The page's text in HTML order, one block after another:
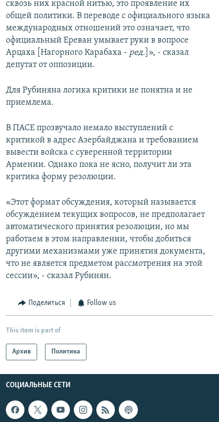
сквозь них красной нитью, это проявление их
общей политики. В переводе с официального языка
международных отношений это означает, что
официальный Ереван умывает руки в вопросе
Арцаха [Нагорного Карабаха - ред. ]», - сказал
депутат от оппозиции.
Для Рубиняна логика критики не понятна и не
приемлема.
В ПАСЕ прозвучало немало выступлений с
критикой в адрес Азербайджана и требованием
вывести войска с суверенной территории
Армении. Однако пока не ясно, получит ли эта
критика форму резолюции.
«Этот формат обсуждения, который называется
обсуждением текущих вопросов, не предполагает
автоматического принятия резолюции, но мы
работаем в этом направлении, чтобы добиться
другими механизмами уже принятия документа,
что не является предметом рассмотрения на этой
сессии», - сказал Рубинян.
Поделиться Follow us
This item is part of
Архив Политика
СОЦИАЛЬНЫЕ СЕТИ